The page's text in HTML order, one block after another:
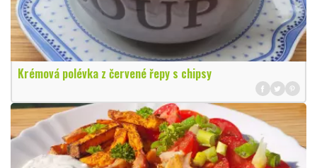
Krémová polévka z červené řepy s chipsy